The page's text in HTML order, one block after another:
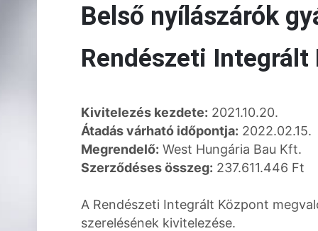
Belső nyílászárók
Rendészeti Integrált
Kivitelezés kezdete: 2021.10.20.
Átadás várható időpontja: 2022.02.15.
Megrendelő: West Hungária Bau Kft.
Szerződéses összeg: 237.611.446 Ft
A Rendészeti Integrált Központ
szerelésének kivitelezése.